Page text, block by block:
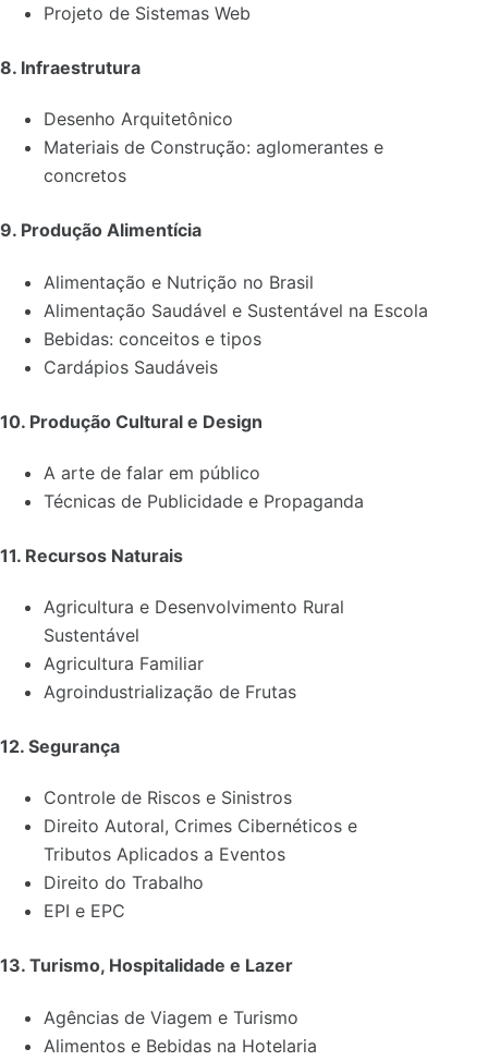
Projeto de Sistemas Web
8. Infraestrutura
Desenho Arquitetônico
Materiais de Construção: aglomerantes e
concretos
9. Produção Alimentícia
Alimentação e Nutrição no Brasil
Alimentação Saudável e Sustentável na Escola
Bebidas: conceitos e tipos
Cardápios Saudáveis
10. Produção Cultural e Design
A arte de falar em público
Técnicas de Publicidade e Propaganda
11. Recursos Naturais
Agricultura e Desenvolvimento Rural
Sustentável
Agricultura Familiar
Agroindustrialização de Frutas
12. Segurança
Controle de Riscos e Sinistros
Direito Autoral, Crimes Cibernéticos e
Tributos Aplicados a Eventos
Direito do Trabalho
EPI e EPC
13. Turismo, Hospitalidade e Lazer
Agências de Viagem e Turismo
Alimentos e Bebidas na Hotelaria